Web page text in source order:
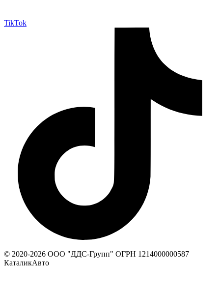
TikTok
© 2020-2026 ООО "ДДС-Групп" ОГРН 1214000000587
КаталикАвто